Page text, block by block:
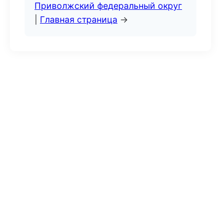
Приволжский федеральный округ
Главная страница →